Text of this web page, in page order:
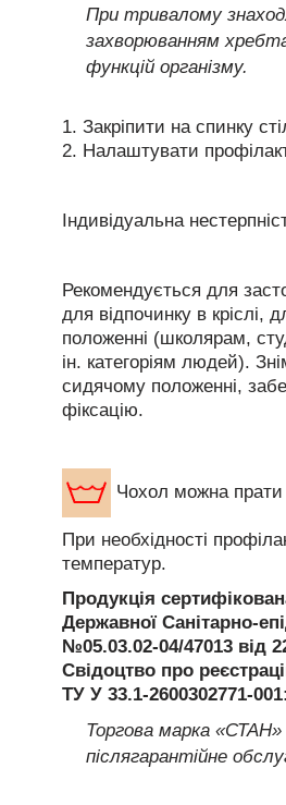
При тривалому
захворюванням
функцій організму.
1. Закріпити на спинку
2. Налаштувати
Індивідуальна
Рекомендується для
для відпочинку в
положенні (школярам,
ін. категоріям людей).
сидячому положенні,
фіксацію.
Чохол можна прати
При необхідності
температур.
Продукція
Державної Санітарно-
№05.03.02-04/47013 від
Свідоцтво про
ТУ У 33.1-2600302771-
Торгова марка
післягарантійне